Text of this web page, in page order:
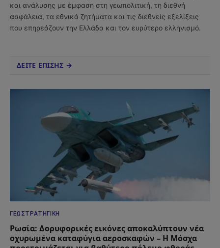
και ανάλυσης με έμφαση στη γεωπολιτική, τη διεθνή
ασφάλεια, τα εθνικά ζητήματα και τις διεθνείς εξελίξεις
που επηρεάζουν την Ελλάδα και τον ευρύτερο ελληνισμό.
ΔΕΙΤΕ ΕΠΙΣΗΣ →
ΓΕΩΣΤΡΑΤΗΓΙΚΉ
Ρωσία: Δορυφορικές εικόνες αποκαλύπτουν νέα
οχυρωμένα καταφύγια αεροσκαφών – Η Μόσχα